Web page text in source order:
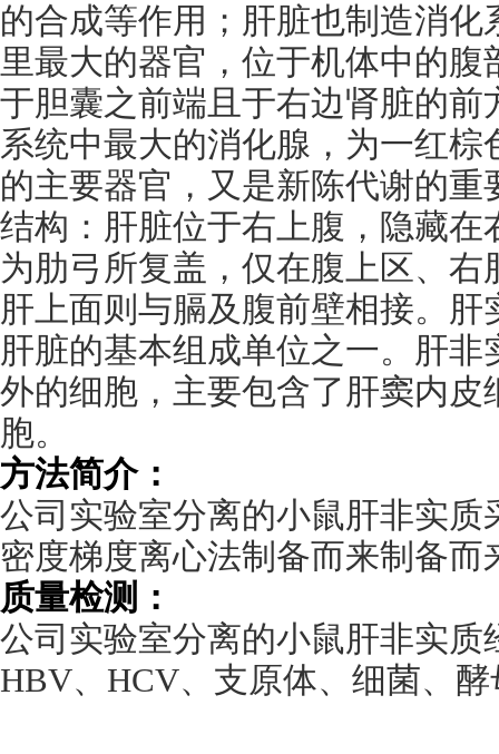
的合成等作用；肝脏也制造消
里最大的器官，位于机体中的
于胆囊之前端且于右边肾脏的
系统中最大的消化腺，为一红棕
的主要器官，又是新陈代谢的
结构：肝脏位于右上腹，隐藏
为肋弓所复盖，仅在腹上区、
肝上面则与膈及腹前壁相接。
肝脏的基本组成单位之一。肝
外的细胞，主要包含了肝窦内
胞。
方法简介：
公司实验室分离的小鼠肝非实
密度梯度离心法制备而来制备而
质量检测：
公司实验室分离的小鼠肝非实质
HBV、 HCV、支原体、细菌、